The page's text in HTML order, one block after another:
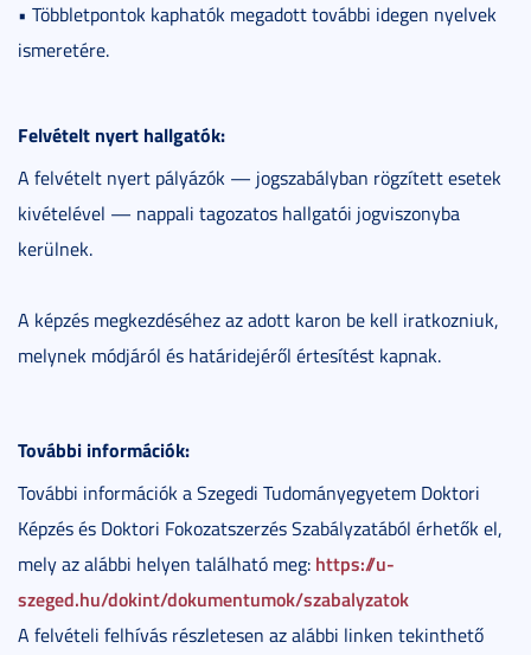
• Többletpontok kaphatók megadott további idegen nyelvek
ismeretére.
Felvételt nyert hallgatók:
A felvételt nyert pályázók — jogszabályban rögzített esetek
kivételével — nappali tagozatos hallgatói jogviszonyba
kerülnek.
A képzés megkezdéséhez az adott karon be kell iratkozniuk,
melynek módjáról és határidejéről értesítést kapnak.
További információk:
További információk a Szegedi Tudományegyetem Doktori
Képzés és Doktori Fokozatszerzés Szabályzatából érhetők el,
mely az alábbi helyen található meg: https://u-
szeged.hu/dokint/dokumentumok/szabalyzatok
A felvételi felhívás részletesen az alábbi linken tekinthető